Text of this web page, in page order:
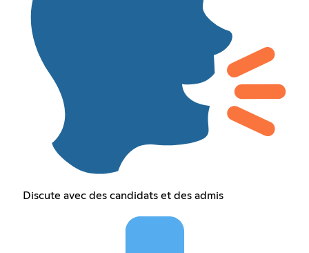
Discute avec des candidats et des admis